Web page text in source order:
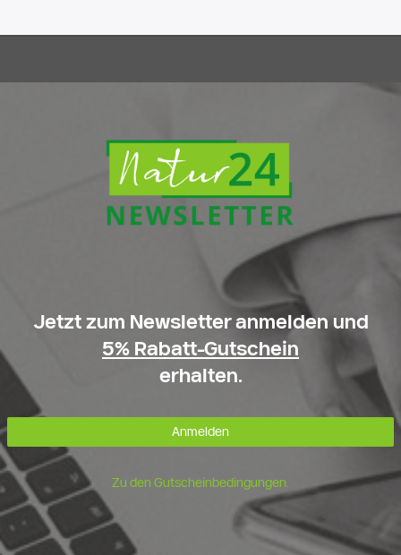
Jetzt zum Newsletter anmelden und
5% Rabatt-Gutschein
erhalten.
Anmelden
Zu den Gutscheinbedingungen.